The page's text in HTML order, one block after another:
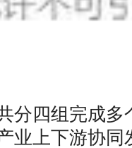
分四组完成
业上下游协